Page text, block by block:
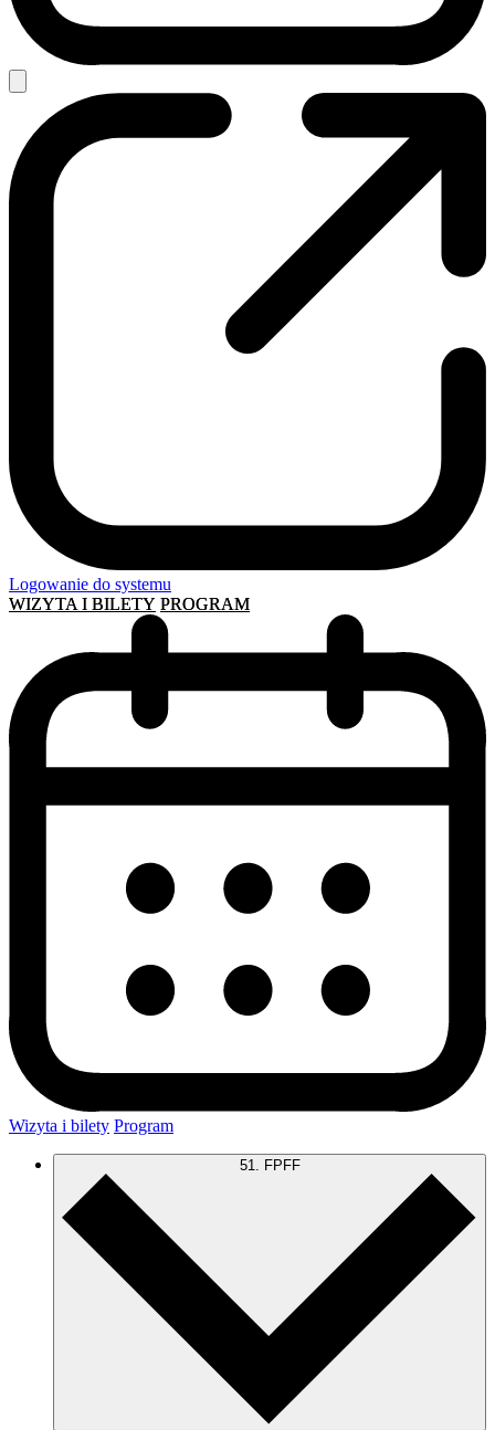
Logowanie do systemu
WIZYTA I BILETY PROGRAM
Wizyta i bilety Program
51. FPFF